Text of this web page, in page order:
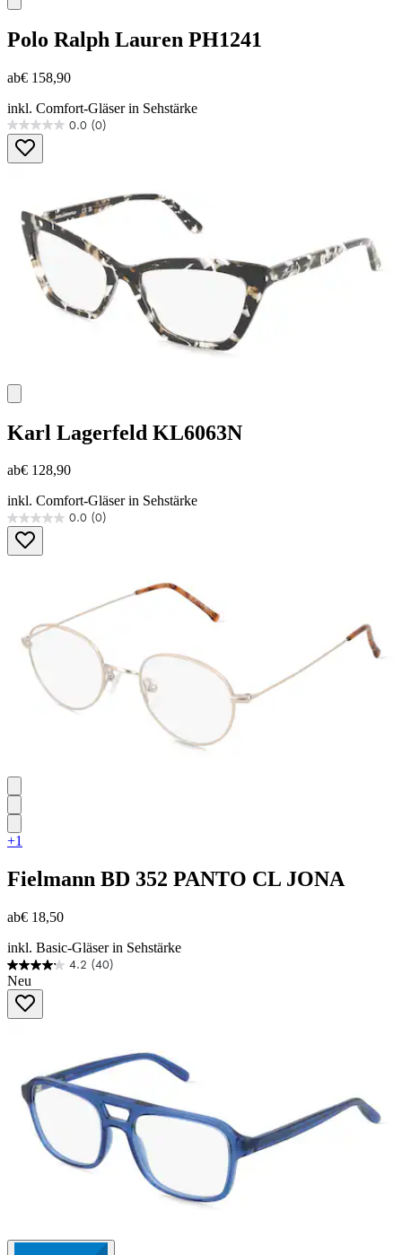
Polo Ralph Lauren PH1241
ab€ 158,90
inkl. Comfort-Gläser in Sehstärke
0.0 (0)
0.0
von
5
Karl Lagerfeld KL6063N
ab€ 128,90
inkl. Comfort-Gläser in Sehstärke
0.0 (0)
0.0
von
5
+1
Fielmann BD 352 PANTO CL JONA
ab€ 18,50
inkl. Basic-Gläser in Sehstärke
4.2 (40)
4.2
von
Sternen.
Neu